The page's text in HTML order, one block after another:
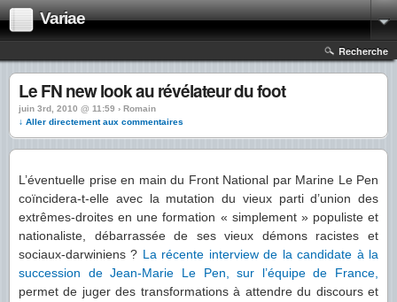
Variae
Recherche
Le FN new look au révélateur du foot
juin 3rd, 2010 @ 11:59 › Romain
↓ Aller directement aux commentaires
L’éventuelle prise en main du Front National par Marine Le Pen
coïncidera-t-elle avec la mutation du vieux parti d’union des
extrêmes-droites en une formation « simplement » populiste et
nationaliste, débarrassée de ses vieux démons racistes et
sociaux-darwiniens ? La récente interview de la candidate à la
succession de Jean-Marie Le Pen, sur l’équipe de France,
permet de juger des transformations à attendre du discours et